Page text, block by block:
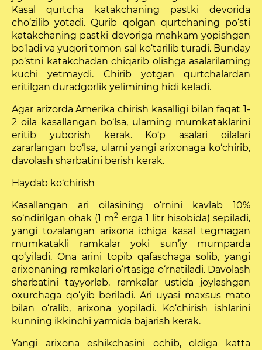
Kasal qurtcha katakchaning pastki devorida
cho‘zilib yotadi. Qurib qolgan qurtchaning po‘sti
katakcha­ning pastki devoriga mahkam yopishgan
bo‘ladi va yuqori tomon sal ko‘tarilib turadi. Bunday
po‘stni katakchadan chiqarib olishga asalarilarning
kuchi yetmaydi. Chirib yotgan qurtchalardan
eritilgan duradgorlik yelimining hidi keladi.
Agar arizorda Amerika chirish kasalligi bilan faqat 1-
2 oila kasallangan bo‘lsa, ularning mumkataklarini
eritib yuborish kerak. Ko‘p asalari oilalari
zararlangan bo‘lsa, ularni yangi arixonaga ko‘chirib,
davolash sharbatini berish kerak.
Haydab ko‘chirish
Kasallangan ari oilasining o‘rnini kavlab 10%
so‘ndirilgan ohak (1 m2 erga 1 litr hisobida) sepiladi,
yangi tozalangan arixona ichiga kasal tegmagan
mumkatakli ram­kalar yoki sun’iy mumparda
qo‘yiladi. Ona arini topib qafaschaga solib, yangi
arixonaning ramkalari o‘rtasiga o‘rnatiladi. Davolash
sharbatini tayyorlab, ramkalar ustida joylashgan
oxurchaga qo‘yib beriladi. Ari uyasi maxsus mato
bilan o‘ralib, arixona yopiladi. Ko‘chirish ishlarini
kunning ikkinchi yarmida bajarish kerak.
Yangi arixona eshikchasini ochib, oldiga katta